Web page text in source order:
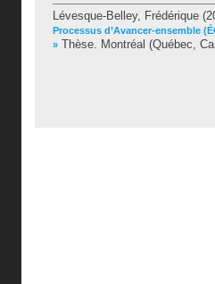
Lévesque-Belley, Frédérique
Processus d’Avancer-ensemble
» Thèse. Montréal (Québec,